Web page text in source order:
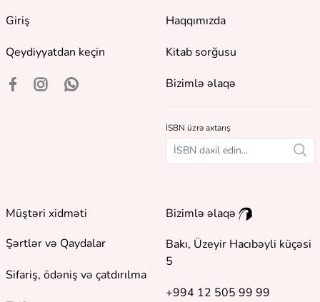
Giriş
Qeydiyyatdan keçin
Haqqımızda
Kitab sorğusu
Bizimlə əlaqə
İSBN üzrə axtarış
Müştəri xidməti
Şərtlər və Qaydalar
Sifariş, ödəniş və çatdırılma
Bizimlə əlaqə
Bakı, Üzeyir Hacıbəyli küçəsi
5
+994 12 505 99 99